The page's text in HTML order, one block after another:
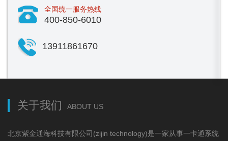
全国统一服务热线
400-850-6010
13911861670
关于我们 ABOUT US
北京紫金通海科技有限公司(zijin technology)是一家从事一卡通系统